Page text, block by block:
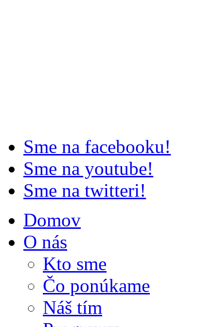
Sme na facebooku!
Sme na youtube!
Sme na twitteri!
Domov
O nás
Kto sme
Čo ponúkame
Náš tím